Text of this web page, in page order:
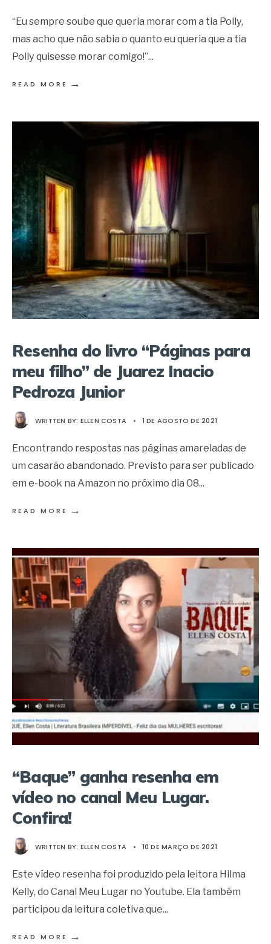
“Eu sempre soube que queria morar com a tia Polly,
mas acho que não sabia o quanto eu queria que a tia
Polly quisesse morar comigo!”...
READ MORE →
Resenha do livro “Páginas para
meu filho” de Juarez Inacio
Pedroza Junior
WRITTEN BY: ELLEN COSTA • 1 DE AGOSTO DE 2021
Encontrando respostas nas páginas amareladas de
um casarão abandonado. Previsto para ser publicado
em e-book na Amazon no próximo dia 08...
READ MORE →
“Baque” ganha resenha em
vídeo no canal Meu Lugar.
Confira!
WRITTEN BY: ELLEN COSTA • 10 DE MARÇO DE 2021
Este vídeo resenha foi produzido pela leitora Hilma
Kelly, do Canal Meu Lugar no Youtube. Ela também
participou da leitura coletiva que...
READ MORE →